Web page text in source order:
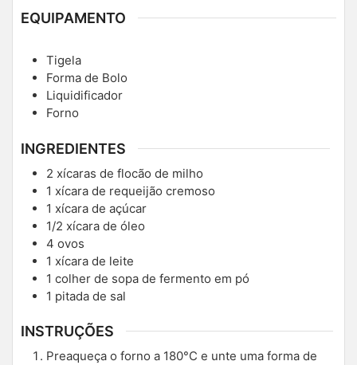
EQUIPAMENTO
Tigela
Forma de Bolo
Liquidificador
Forno
INGREDIENTES
2 xícaras de flocão de milho
1 xícara de requeijão cremoso
1 xícara de açúcar
1/2 xícara de óleo
4 ovos
1 xícara de leite
1 colher de sopa de fermento em pó
1 pitada de sal
INSTRUÇÕES
Preaqueça o forno a 180°C e unte uma forma de